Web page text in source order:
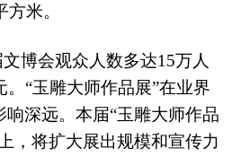
方米。
博会观众人数多达15万人
。“玉雕大师作品展”在业界
深远。本届“玉雕大师作品
，将扩大展出规模和宣传力